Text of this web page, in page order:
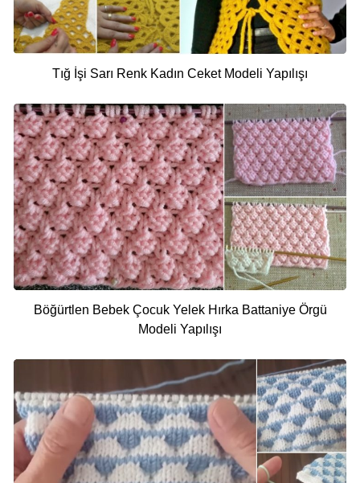
Tığ İşi Sarı Renk Kadın Ceket Modeli Yapılışı
Böğürtlen Bebek Çocuk Yelek Hırka Battaniye Örgü
Modeli Yapılışı